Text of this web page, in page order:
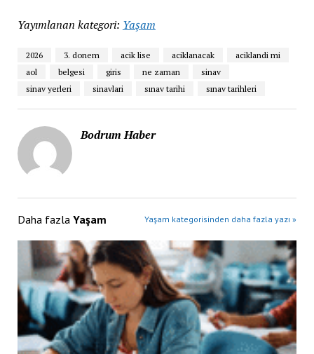
Yayımlanan kategori: Yaşam
2026 3. donem acik lise aciklanacak
aciklandi mi
aol
belgesi giris ne zaman
sinav
sinav yerleri
sinavlari sınav tarihi sınav tarihleri
Bodrum Haber
Daha fazla Yaşam Yaşam kategorisinden daha fazla yazı »